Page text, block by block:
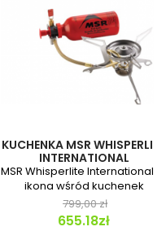
KUCHENKA MSR WHISPERLITE
INTERNATIONAL
MSR Whisperlite International to
ikona wśród kuchenek
outdoorowych, która od...
799,00 zł
655.18zł